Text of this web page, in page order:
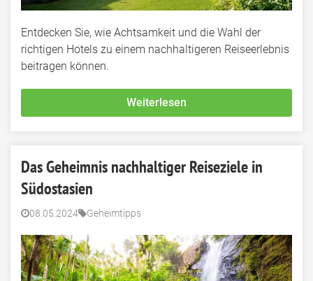
Entdecken Sie, wie Achtsamkeit und die Wahl der
richtigen Hotels zu einem nachhaltigeren Reiseerlebnis
beitragen können.
Weiterlesen
Das Geheimnis nachhaltiger Reiseziele in
Südostasien
08.05.2024 Geheimtipps